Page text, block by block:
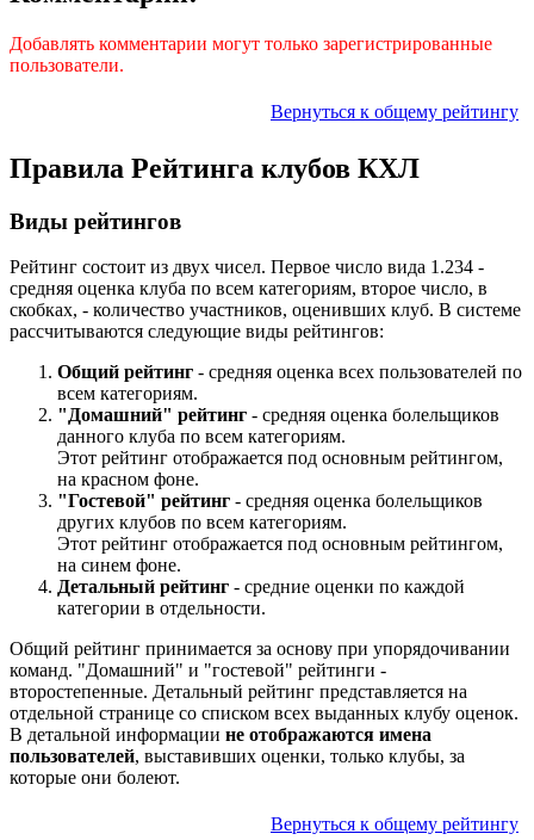
Добавлять комментарии могут только зарегистрированные
пользователи.
Вернуться к общему рейтингу
Правила Рейтинга клубов КХЛ
Виды рейтингов
Рейтинг состоит из двух чисел. Первое число вида 1.234 -
средняя оценка клуба по всем категориям, второе число, в
скобках, - количество участников, оценивших клуб. В системе
рассчитываются следующие виды рейтингов:
Общий рейтинг - средняя оценка всех пользователей по
всем категориям.
"Домашний" рейтинг - средняя оценка болельщиков
данного клуба по всем категориям.
Этот рейтинг отображается под основным рейтингом,
на красном фоне.
"Гостевой" рейтинг - средняя оценка болельщиков
других клубов по всем категориям.
Этот рейтинг отображается под основным рейтингом,
на синем фоне.
Детальный рейтинг - средние оценки по каждой
категории в отдельности.
Общий рейтинг принимается за основу при упорядочивании
команд. "Домашний" и "гостевой" рейтинги -
второстепенные. Детальный рейтинг представляется на
отдельной странице со списком всех выданных клубу оценок.
В детальной информации не отображаются имена
пользователей, выставивших оценки, только клубы, за
которые они болеют.
Вернуться к общему рейтингу